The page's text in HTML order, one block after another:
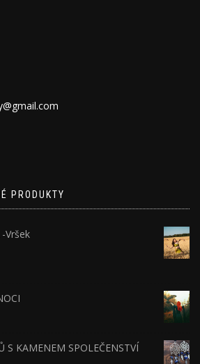
PRODUKTY
Vršek
S KAMENEM SPOLEČENSTVÍ